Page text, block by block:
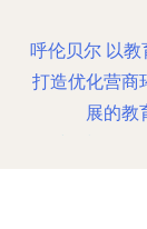
呼伦贝尔 以
打造优化营商
展的教